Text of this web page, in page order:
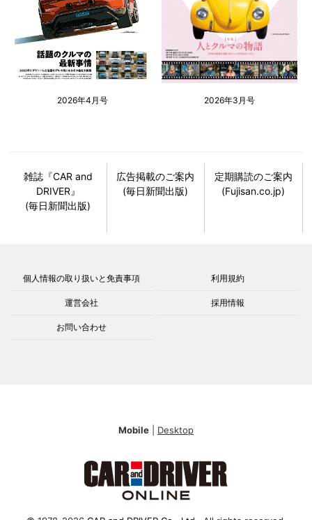
2026年4月号 2026年3月号
雑誌『CAR and
DRIVER』
(毎日新聞出版)
広告掲載のご案内
(毎日新聞出版)
定期購読のご案内
(Fujisan.co.jp)
個人情報の取り扱いと免責事項 利用規約
運営会社 採用情報
お問い合わせ
Mobile Desktop